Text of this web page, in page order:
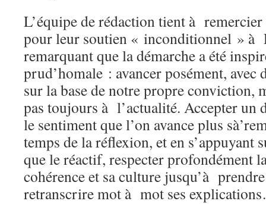
L’équipe de rédaction tient à remercier
pour leur soutien « inconditionnel » à
remarquant que la démarche a été
prud’homale : avancer posément, avec
sur la base de notre propre conviction,
pas toujours à l’actualité. Accepter un
le sentiment que l’on avance plus
temps de la réflexion, et en s’appuyant
que le réactif, respecter profondément
cohérence et sa culture jusqu’à
retranscrire mot à mot ses